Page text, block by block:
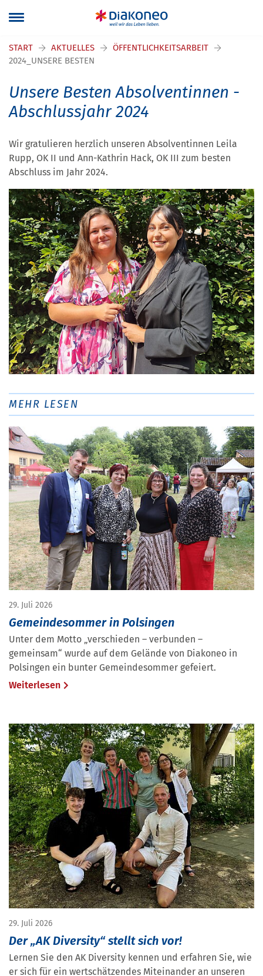
START AKTUELLES
ÖFFENTLICHKEITSARBEIT
2024_UNSERE BESTEN
Unsere Besten Absolventinnen -
Abschlussjahr 2024
Wir gratulieren herzlich unseren Absolventinnen Leila
Rupp, OK II und Ann-Kathrin Hack, OK III zum besten
Abschluss im Jahr 2024.
MEHR LESEN
29. Juli 2026
Gemeindesommer in Polsingen
Unter dem Motto „verschieden – verbunden –
gemeinsam“ wurde auf dem Gelände von Diakoneo in
Polsingen ein bunter Gemeindesommer gefeiert.
Weiterlesen
29. Juli 2026
Der „AK Diversity“ stellt sich vor!
Lernen Sie den AK Diversity kennen und erfahren Sie, wie
er sich für ein wertschätzendes Miteinander an unseren